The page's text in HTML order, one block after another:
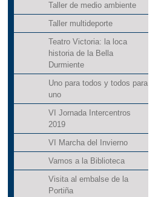
Taller de medio ambiente
Taller multideporte
Teatro Victoria: la loca
historia de la Bella
Durmiente
Uno para todos y todos para
uno
VI Jornada Intercentros
2019
VI Marcha del Invierno
Vamos a la Biblioteca
Visita al embalse de la
Portiña